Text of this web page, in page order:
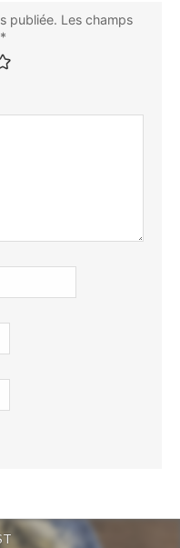
publiée. Les champs
*